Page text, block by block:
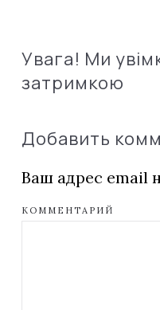
Увага! Ми
затримкою
Добавить
Ваш адрес email
КОММЕНТАРИЙ